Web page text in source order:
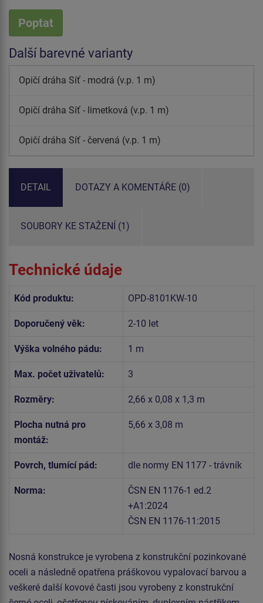
Poptat
Další barevné varianty
Opičí dráha Síť - modrá (v.p. 1 m)
Opičí dráha Síť - limetková (v.p. 1 m)
Opičí dráha Síť - červená (v.p. 1 m)
DETAIL DOTAZY A KOMENTÁŘE (0)
SOUBORY KE STAŽENÍ (1)
Technické údaje
Kód produktu: OPD-8101KW-10
Doporučený věk: 2-10 let
Výška volného pádu: 1 m
Max. počet uživatelů: 3
Rozměry: 2,66 x 0,08 x 1,3 m
Plocha nutná pro
montáž:
5,66 x 3,08 m
Povrch, tlumící pád: dle normy EN 1177 - trávník
Norma:
ČSN EN 1176-1 ed.2
+A1:2024
ČSN EN 1176-11:2015
Nosná konstrukce je vyrobena z konstrukční pozinkované
oceli a následně opatřena práškovou vypalovací barvou a
veškeré další kovové časti jsou vyrobeny z konstrukční